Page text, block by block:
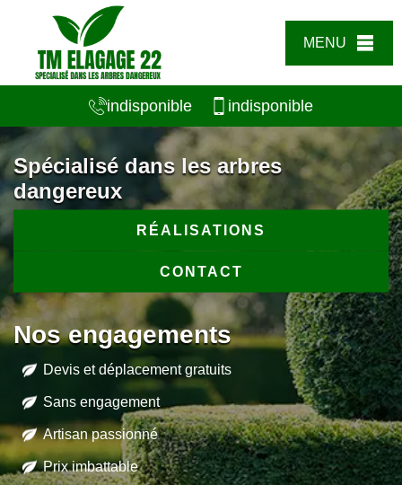
MENU
indisponible indisponible
Spécialisé dans les arbres
dangereux
RÉALISATIONS
CONTACT
Nos engagements
Devis et déplacement gratuits
Sans engagement
Artisan passionné
Prix imbattable